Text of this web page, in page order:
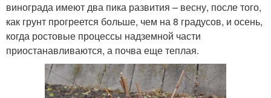
винограда имеют два пика развития – весну, после того,
как грунт прогреется больше, чем на 8 градусов, и осень,
когда ростовые процессы надземной части
приостанавливаются, а почва еще теплая.